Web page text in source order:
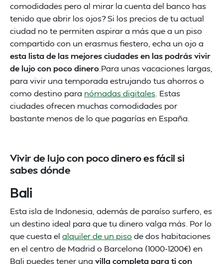
comodidades pero al mirar la cuenta del banco has
tenido que abrir los ojos? Si los precios de tu actual
ciudad no te permiten aspirar a más que a un piso
compartido con un erasmus fiestero, echa un ojo a
esta lista de las mejores ciudades en las podrás vivir
de lujo con poco dinero .Para unas vacaciones largas,
para vivir una temporada estrujando tus ahorros o
como destino para nómadas digitales . Estas
ciudades ofrecen muchas comodidades por
bastante menos de lo que pagarías en España.
Vivir de lujo con poco dinero es fácil si
sabes dónde
Bali
Esta isla de Indonesia, además de paraíso surfero, es
un destino ideal para que tu dinero valga más. Por lo
que cuesta el alquiler de un piso de dos habitaciones
en el centro de Madrid o Barcelona (1000-1200€) en
Bali puedes tener una villa completa para ti con